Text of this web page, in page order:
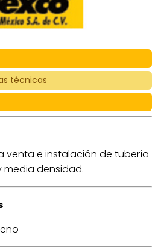
técnicas
venta e instalación de tubería
densidad.